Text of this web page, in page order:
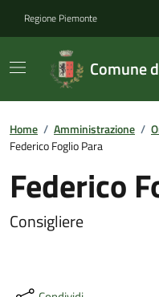
Regione Piemonte
Comune
Home / Amministrazione /
Federico Foglio Para
Federico
Consigliere